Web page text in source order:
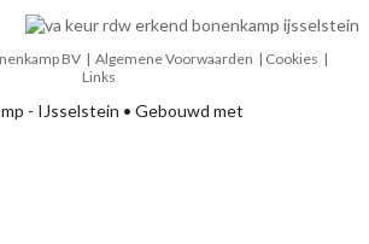
BV | Algemene Voorwaarden | Cookies |
Links
- IJsselstein • Gebouwd met